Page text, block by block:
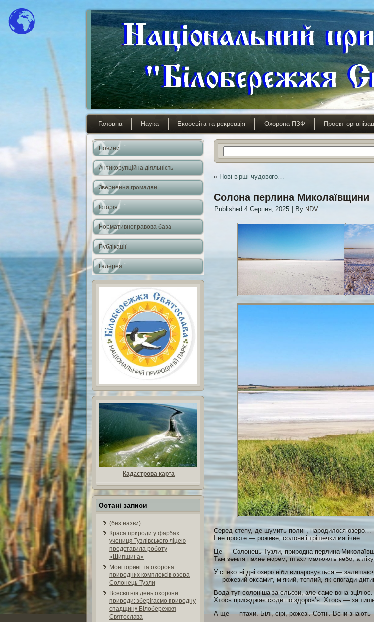
Головна Наука Екоосвіта та рекреація Охорона ПЗФ Проект
Новини
Антикорупційна діяльність
Звернення громадян
Історія
Нормативноправова база
Публікації
Галерея
Кадастрова карта
Остані записи
(без назви)
Краса природи у фарбах:
учениця Тузлівського ліцею
представила роботу
«Шипшина»
Моніторинг та охорона
природних комплексів озера
Солонець-Тузли
Всесвітній день охорони
природи: зберігаємо природну
спадщину Білобережжя
Святослава
« Нові вірші чудового…
Солона перлина Миколаївщини
Published 4 Серпня, 2025 By NDV
Серед степу, де шумить полин, народилося озеро…
І не просте — рожеве, солоне і трішечки магічне.
Це — Солонець-Тузли, природна перлина
Там земля пахне морем, птахи малюють небо, а
У спекотні дні озеро ніби випаровується —
— рожевий оксамит, м’який, теплий, як спогади
Вода тут солоніша за сльози, але саме вона зцілює.
Хтось приїжджає сюди по здоров’я. Хтось — за
А ще — птахи. Білі, сірі, рожеві. Сотні. Вони